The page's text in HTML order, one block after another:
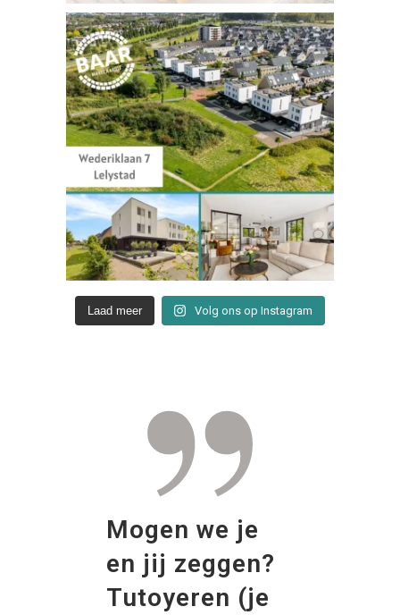
Laad meer Volg ons op Instagram
Mogen we je
en jij zeggen?
Tutoyeren (je